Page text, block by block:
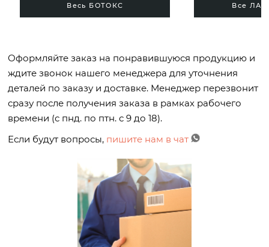
Весь БОТОКС Все
Оформляйте заказ на понравившуюся продукцию и
ждите звонок нашего менеджера для уточнения
деталей по заказу и доставке. Менеджер перезвонит
сразу после получения заказа в рамках рабочего
времени (с пнд. по птн. с 9 до 18).
Если будут вопросы, пишите нам в чат